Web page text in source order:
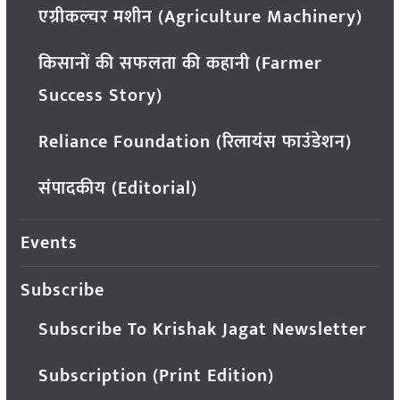
एग्रीकल्चर मशीन (Agriculture Machinery)
किसानों की सफलता की कहानी (Farmer
Success Story)
Reliance Foundation (रिलायंस फाउंडेशन)
संपादकीय (Editorial)
Events
Subscribe
Subscribe To Krishak Jagat Newsletter
Subscription (Print Edition)